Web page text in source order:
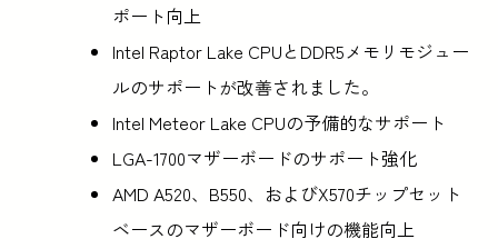
ポート向上
Intel Raptor Lake CPUとDDR5メモリモジュー
ルのサポートが改善されました。
Intel Meteor Lake CPUの予備的なサポート
LGA-1700マザーボードのサポート強化
AMD A520、B550、およびX570チップセット
ベースのマザーボード向けの機能向上